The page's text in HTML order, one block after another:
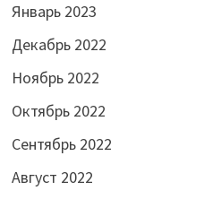
Январь 2023
Декабрь 2022
Ноябрь 2022
Октябрь 2022
Сентябрь 2022
Август 2022